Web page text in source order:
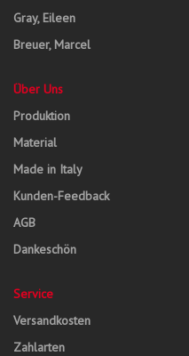
Gray, Eileen
Breuer, Marcel
Über Uns
Produktion
Material
Made in Italy
Kunden-Feedback
AGB
Dankeschön
Service
Versandkosten
Zahlarten